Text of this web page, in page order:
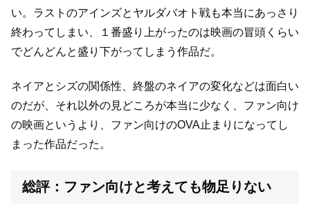
い。 ラストのアインズとヤルダバオト戦も本当にあっさり
終わってしまい、
１番盛り上がったのは映画の冒頭くらい
でどんどんと盛り下がってしまう作品だ。
ネイアとシズの関係性、終盤のネイアの変化などは面白い
のだが、 それ以外の見どころが本当に少なく、 ファン向け
の映画というより、ファン向けのOVA止まりになってし
まった作品だった。
総評：ファン向けと考えても物足りない